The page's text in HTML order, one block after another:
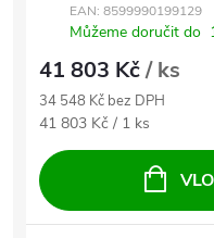
EAN: 8599990199129
Můžeme doručit do
41 803 Kč/ ks
34 548 Kč bez DPH
Měrná cena:
41 803 Kč / 1 ks